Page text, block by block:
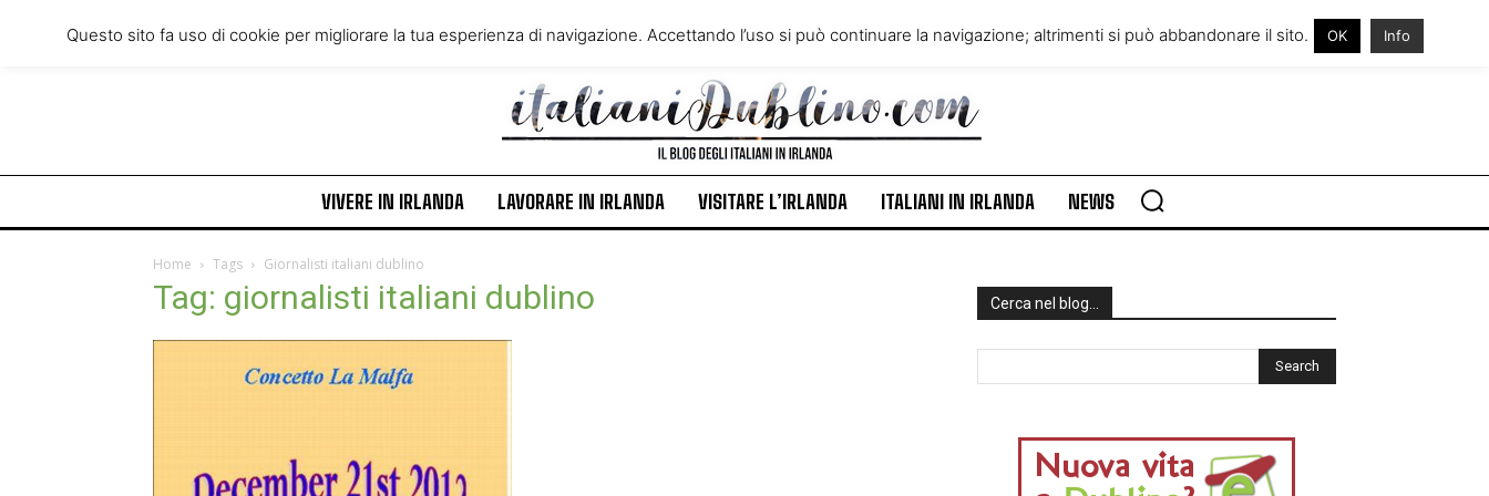
Friday, August 7, 2026 VIVERE IN IRLANDA
VISITARE L’IRLANDA
ITALIANI IN IRLANDA
NEWS
VIVERE IN IRLANDA LAVORARE IN IRLANDA VISITARE L’IRLANDA ITALIANI IN IRLANDA NEWS
Home Tags Giornalisti italiani dublino
Tag: giornalisti italiani dublino Cerca nel blog…
Questo sito fa uso di cookie per migliorare la tua esperienza di navigazione. Accettando l’uso si può continuare la navigazione; altrimenti si può abbandonare il sito. OK Info